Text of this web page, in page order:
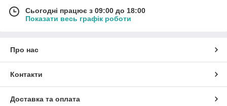
Сьогодні працює з 09:00 до 18:00
Показати весь графік роботи
Про нас
Контакти
Доставка та оплата